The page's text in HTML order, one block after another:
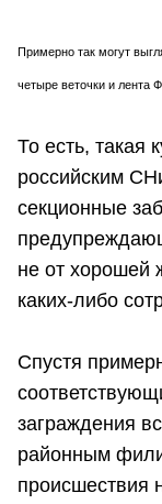
Примерно так могут
четыре веточки и лента
То есть, такая
российским
секционные
не от хорошей
каких-либо
Спустя
заграждения
районным
происшествия